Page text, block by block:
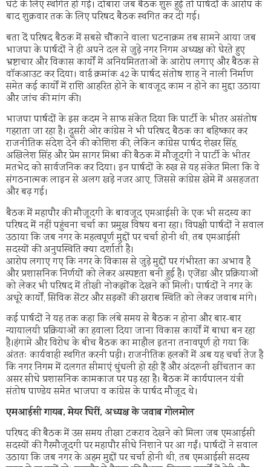
घंटे के लिए स्थगित हो गई। दोबारा जब बैठक शुरू हुई तो पार्षदों के आरोप के
बाद शुक्रवार तक के लिए परिषद बैठक स्थगित कर दी गई।
बता दें परिषद बैठक में सबसे चौंकाने वाला घटनाक्रम तब सामने आया जब
भाजपा के पार्षदों ने ही अपने दल से जुड़े नगर निगम अध्यक्ष को घेरते हुए
भ्रष्टाचार और विकास कार्यों में अनियमितताओं के आरोप लगाए और बैठक से
वॉकआउट कर दिया। वार्ड क्रमांक 42 के पार्षद संतोष शाह ने नाली निर्माण
समेत कई कार्यों में राशि आहरित होने के बावजूद काम न होने का मुद्दा उठाया
और जांच की मांग की।
भाजपा पार्षदों के इस कदम ने साफ संकेत दिया कि पार्टी के भीतर असंतोष
गहराता जा रहा है। दूसरी ओर कांग्रेस ने भी परिषद बैठक का बहिष्कार कर
राजनीतिक संदेश देने की कोशिश की, लेकिन कांग्रेस पार्षद शेखर सिंह,
अखिलेश सिंह और प्रेम सागर मिश्रा की बैठक में मौजूदगी ने पार्टी के भीतर
मतभेद को सार्वजनिक कर दिया। इन पार्षदों के रुख से यह संकेत मिला कि वे
संगठनात्मक लाइन से अलग खड़े नजर आए, जिससे कांग्रेस खेमे में असहजता
और बढ़ गई।
बैठक में महापौर की मौजूदगी के बावजूद एमआईसी के एक भी सदस्य का
परिषद में नहीं पहुंचना चर्चा का प्रमुख विषय बना रहा। विपक्षी पार्षदों ने सवाल
उठाया कि जब नगर के महत्वपूर्ण मुद्दों पर चर्चा होनी थी, तब एमआईसी
सदस्यों की अनुपस्थिति क्या दर्शाती है।
आरोप लगाए गए कि नगर के विकास से जुड़े मुद्दों पर गंभीरता का अभाव है
और प्रशासनिक निर्णयों को लेकर अस्पष्टता बनी हुई है। एजेंडा और प्रक्रियाओं
को लेकर भी परिषद में तीखी नोकझोंक देखने को मिली। पार्षदों ने नगर के
अधूरे कार्यों, सिविक सेंटर और सड़कों की खराब स्थिति को लेकर जवाब मांगे।
कई पार्षदों ने यह तक कहा कि लंबे समय से बैठक न होना और बार-बार
न्यायालयी प्रक्रियाओं का हवाला दिया जाना विकास कार्यों में बाधा बन रहा
है।हंगामे और विरोध के बीच बैठक का माहौल इतना तनावपूर्ण हो गया कि
अंततः कार्यवाही स्थगित करनी पड़ी। राजनीतिक हलकों में अब यह चर्चा तेज है
कि नगर निगम में दलगत सीमाएं धुंधली हो रही हैं और अंदरूनी खींचतान का
असर सीधे प्रशासनिक कामकाज पर पड़ रहा है। बैठक में कार्यपालन यंत्री
संतोष पाण्डेय समेत भाजपा व कांग्रेस के पार्षद मौजूद थे।
एमआईसी गायब, मेयर घिरीं, अध्यक्ष के जवाब गोलमोल
परिषद की बैठक में उस समय तीखा टकराव देखने को मिला जब एमआईसी
सदस्यों की गैरमौजूदगी पर महापौर सीधे निशाने पर आ गईं। पार्षदों ने सवाल
उठाया कि जब नगर के अहम मुद्दों पर चर्चा होनी थी, तब एमआईसी सदस्य